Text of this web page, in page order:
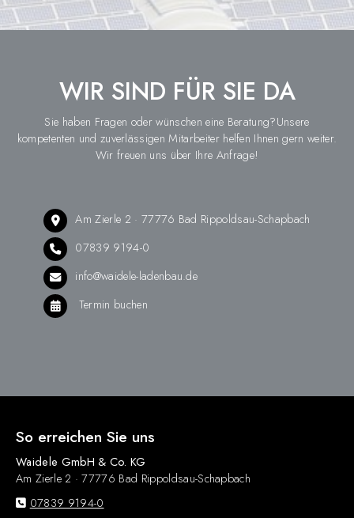
WIR SIND FÜR SIE DA
Sie haben Fragen oder wünschen eine Beratung?Unsere
kompetenten und zuverlässigen Mitarbeiter helfen Ihnen gern weiter.
Wir freuen uns über Ihre Anfrage!
Am Zierle 2 · 77776 Bad Rippoldsau-Schapbach
07839 9194-0
info@waidele-ladenbau.de
Termin buchen
So erreichen Sie uns
Waidele GmbH & Co. KG
Am Zierle 2 · 77776 Bad Rippoldsau-Schapbach
07839 9194-0